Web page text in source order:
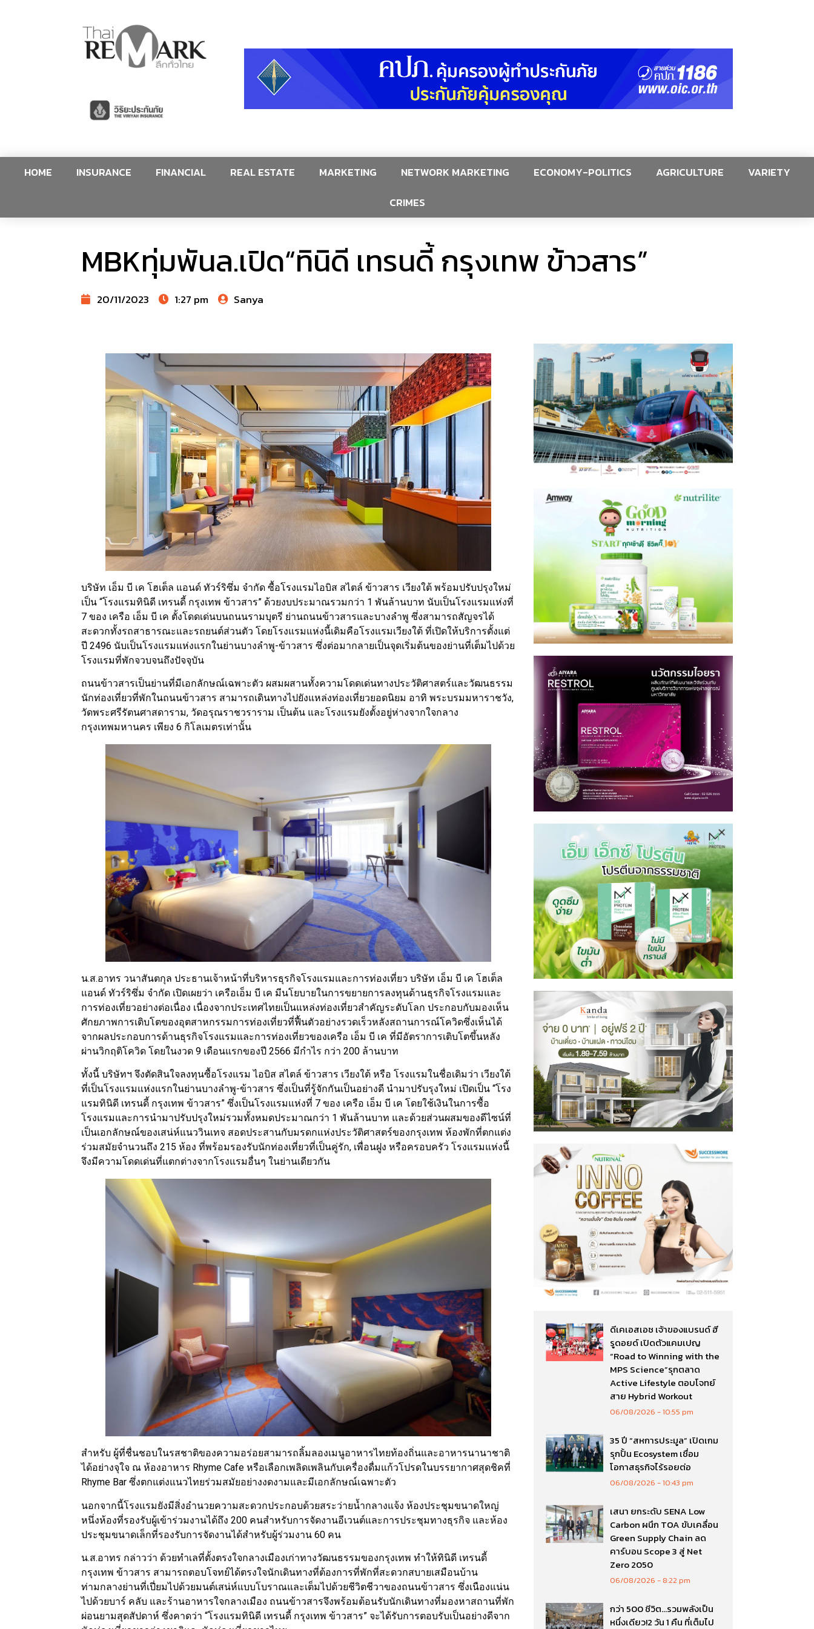
HOME INSURANCE FINANCIAL REAL ESTATE MARKETING NETWORK MARKETING ECONOMY-POLITICS AGRICULTURE
VARIETY
CRIMES
MBKทุ่มพันล.เปิด“ทินิดี เทรนดี้ กรุงเทพ ข้าวสาร”
20/11/2023 1:27 pm Sanya
บริษัท เอ็ม บี เค โฮเต็ล แอนด์ ทัวร์ริซึ่ม จำกัด ซื้อโรงแรมไอบิส สไตล์ ข้าวสาร เวียงใต้ พร้อมปรับปรุงใหม่
เป็น “โรงแรมทินิดี เทรนดี้ กรุงเทพ ข้าวสาร” ด้วยงบประมาณรวมกว่า 1 พันล้านบาท นับเป็นโรงแรมแห่งที่
7 ของ เครือ เอ็ม บี เค ตั้งโดดเด่นบนถนนรามบุตรี ย่านถนนข้าวสารและบางลำพู ซึ่งสามารถสัญจรได้
สะดวกทั้งรถสาธารณะและรถยนต์ส่วนตัว โดยโรงแรมแห่งนี้เดิมคือโรงแรมเวียงใต้ ที่เปิดให้บริการตั้งแต่
ปี 2496 นับเป็นโรงแรมแห่งแรกในย่านบางลำพู-ข้าวสาร ซึ่งต่อมากลายเป็นจุดเริ่มต้นของย่านที่เต็มไปด้วย
โรงแรมที่พักจวบจนถึงปัจจุบัน
ถนนข้าวสารเป็นย่านที่มีเอกลักษณ์เฉพาะตัว ผสมผสานทั้งความโดดเด่นทางประวัติศาสตร์และวัฒนธรรม
นักท่องเที่ยวที่พักในถนนข้าวสาร สามารถเดินทางไปยังแหล่งท่องเที่ยวยอดนิยม อาทิ พระบรมมหาราชวัง,
วัดพระศรีรัตนศาสดาราม, วัดอรุณราชวราราม เป็นต้น และโรงแรมยังตั้งอยู่ห่างจากใจกลาง
กรุงเทพมหานคร เพียง 6 กิโลเมตรเท่านั้น
น.ส.อาทร วนาสันตกุล ประธานเจ้าหน้าที่บริหารธุรกิจโรงแรมและการท่องเที่ยว บริษัท เอ็ม บี เค โฮเต็ล
แอนด์ ทัวร์ริซึ่ม จำกัด เปิดเผยว่า เครือเอ็ม บี เค มีนโยบายในการขยายการลงทุนด้านธุรกิจโรงแรมและ
การท่องเที่ยวอย่างต่อเนื่อง เนื่องจากประเทศไทยเป็นแหล่งท่องเที่ยวสำคัญระดับโลก ประกอบกับมองเห็น
ศักยภาพการเติบโตของอุตสาหกรรมการท่องเที่ยวที่ฟื้นตัวอย่างรวดเร็วหลังสถานการณ์โควิดซึ่งเห็นได้
จากผลประกอบการด้านธุรกิจโรงแรมและการท่องเที่ยวของเครือ เอ็ม บี เค ที่มีอัตราการเติบโตขึ้นหลัง
ผ่านวิกฤติโควิด โดยในงวด 9 เดือนแรกของปี 2566 มีกำไร กว่า 200 ล้านบาท
ทั้งนี้ บริษัทฯ จึงตัดสินใจลงทุนซื้อโรงแรม ไอบิส สไตล์ ข้าวสาร เวียงใต้ หรือ โรงแรมในชื่อเดิมว่า เวียงใต้
ที่เป็นโรงแรมแห่งแรกในย่านบางลำพู-ข้าวสาร ซึ่งเป็นที่รู้จักกันเป็นอย่างดี นำมาปรับรุงใหม่ เปิดเป็น “โรง
แรมทินิดี เทรนดี้ กรุงเทพ ข้าวสาร” ซึ่งเป็นโรงแรมแห่งที่ 7 ของ เครือ เอ็ม บี เค โดยใช้เงินในการซื้อ
โรงแรมและการนำมาปรับปรุงใหม่รวมทั้งหมดประมาณกว่า 1 พันล้านบาท และด้วยส่วนผสมของดีไซน์ที่
เป็นเอกลักษณ์ของเสน่ห์แนววินเทจ สอดประสานกับมรดกแห่งประวัติศาสตร์ของกรุงเทพ ห้องพักที่ตกแต่ง
ร่วมสมัยจำนวนถึง 215 ห้อง ที่พร้อมรองรับนักท่องเที่ยวที่เป็นคู่รัก, เพื่อนฝูง หรือครอบครัว โรงแรมแห่งนี้
จึงมีความโดดเด่นที่แตกต่างจากโรงแรมอื่นๆ ในย่านเดียวกัน
สำหรับ ผู้ที่ชื่นชอบในรสชาติของความอร่อยสามารถลิ้มลองเมนูอาหารไทยท้องถิ่นและอาหารนานาชาติ
ได้อย่างจุใจ ณ ห้องอาหาร Rhyme Cafe หรือเลือกเพลิดเพลินกับเครื่องดื่มแก้วโปรดในบรรยากาศสุดชิคที่
Rhyme Bar ซึ่งตกแต่งแนวไทยร่วมสมัยอย่างงดงามและมีเอกลักษณ์เฉพาะตัว
นอกจากนี้โรงแรมยังมีสิ่งอำนวยความสะดวกประกอบด้วยสระว่ายน้ำกลางแจ้ง ห้องประชุมขนาดใหญ่
หนึ่งห้องที่รองรับผู้เข้าร่วมงานได้ถึง 200 คนสำหรับการจัดงานอีเวนต์และการประชุมทางธุรกิจ และห้อง
ประชุมขนาดเล็กที่รองรับการจัดงานได้สำหรับผู้ร่วมงาน 60 คน
น.ส.อาทร กล่าวว่า ด้วยทำเลที่ตั้งตรงใจกลางเมืองเก่าทางวัฒนธรรมของกรุงเทพ ทำให้ทินิดี เทรนดี้
กรุงเทพ ข้าวสาร สามารถตอบโจทย์ได้ตรงใจนักเดินทางที่ต้องการที่พักที่สะดวกสบายเสมือนบ้าน
ท่ามกลางย่านที่เปี่ยมไปด้วยมนต์เสน่ห์แบบโบราณและเต็มไปด้วยชีวิตชีวาของถนนข้าวสาร ซึ่งเนืองแน่น
ไปด้วยบาร์ คลับ และร้านอาหารใจกลางเมือง ถนนข้าวสารจึงพร้อมต้อนรับนักเดินทางที่มองหาสถานที่พัก
ผ่อนยามสุดสัปดาห์ ซึ่งคาดว่า “โรงแรมทินิดี เทรนดี้ กรุงเทพ ข้าวสาร” จะได้รับการตอบรับเป็นอย่างดีจาก
ดีเคเอสเอช เจ้าของแบรนด์ ฮี
รูดอยด์ เปิดตัวแคมเปญ
“Road to Winning with the
MPS Science”รุกตลาด
Active Lifestyle ตอบโจทย์
สาย Hybrid Workout
06/08/2026 10:55 pm
35 ปี “สหการประมูล” เปิดเกม
รุกปั้น Ecosystem เชื่อม
โอกาสธุรกิจไร้รอยต่อ
06/08/2026 10:43 pm
เสนา ยกระดับ SENA Low
Carbon ผนึก TOA ขับเคลื่อน
Green Supply Chain ลด
คาร์บอน Scope 3 สู่ Net
Zero 2050
06/08/2026 8:22 pm
กว่า 500 ชีวิต…รวมพลังเป็น
หนึ่งเดียว!2 วัน 1 คืน ที่เต็มไป